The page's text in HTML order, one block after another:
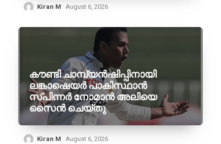
Kiran M August 6, 2026
കൗണ്ടി ചാമ്പ്യൻഷിപ്പിനായി
ലങ്കാഷെയർ പാകിസ്ഥാൻ
സ്പിന്നർ നോമാൻ അലിയെ
സൈൻ ചെയ്തു
Kiran M August 6, 2026